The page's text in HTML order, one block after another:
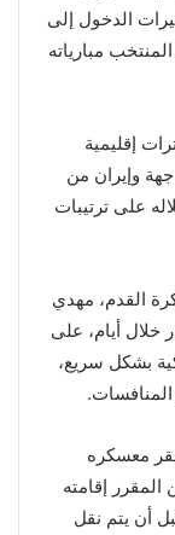
الدخول إلى
مبارياته
إقليمية
وإيران من
على ترتيبات
القدم، مهدي
خلال أيام، على
بشكل سريع،
معسكره
إقامته
أن يتم نقل